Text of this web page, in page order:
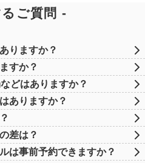
ご質問
りますか？
すか？
どはありますか？
ありますか？
差は？
は事前予約できますか？